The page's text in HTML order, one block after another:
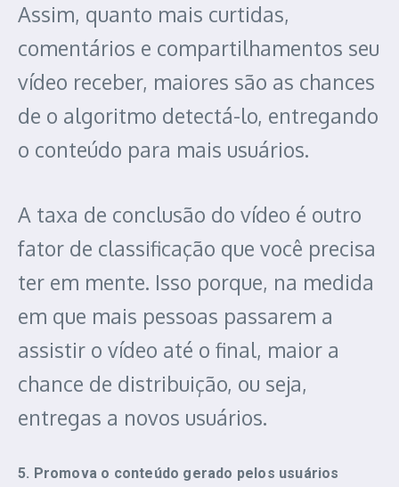
Assim, quanto mais curtidas,
comentários e compartilhamentos seu
vídeo receber, maiores são as chances
de o algoritmo detectá-lo, entregando
o conteúdo para mais usuários.
A taxa de conclusão do vídeo é outro
fator de classificação que você precisa
ter em mente. Isso porque, na medida
em que mais pessoas passarem a
assistir o vídeo até o final, maior a
chance de distribuição, ou seja,
entregas a novos usuários.
5. Promova o conteúdo gerado pelos usuários